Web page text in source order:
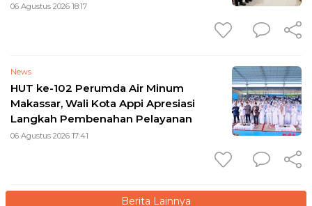
06 Agustus 2026 18:17
News
HUT ke-102 Perumda Air Minum
Makassar, Wali Kota Appi Apresiasi
Langkah Pembenahan Pelayanan
06 Agustus 2026 17:41
Berita Lainnya